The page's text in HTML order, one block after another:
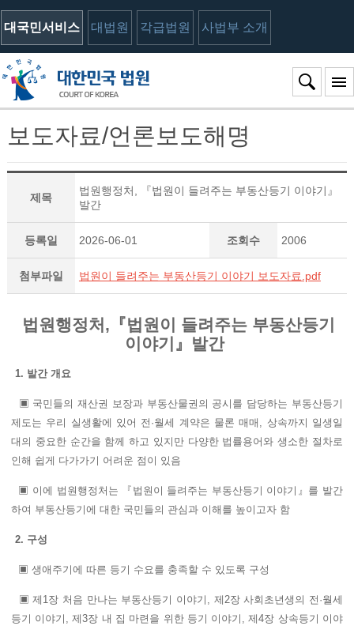
대국민서비스 대법원 각급법원 사법부 소개
보도자료/언론보도해명
제목
법원행정처, 『법원이 들려주는 부동산등기 이야기』
발간
등록일 2026-06-01 조회수 2006
첨부파일 법원이 들려주는 부동산등기 이야기 보도자료.pdf
법원행정처,『법원이 들려주는 부동산등기
이야기』발간
1. 발간 개요
▣ 국민들의 재산권 보장과 부동산물권의 공시를 담당하는 부동산등기
제도는 우리 실생활에 있어 전·월세 계약은 물론 매매, 상속까지 일생일
대의 중요한 순간을 함께 하고 있지만 다양한 법률용어와 생소한 절차로
인해 쉽게 다가가기 어려운 점이 있음
▣ 이에 법원행정처는 『법원이 들려주는 부동산등기 이야기』를 발간
하여 부동산등기에 대한 국민들의 관심과 이해를 높이고자 함
2. 구성
▣ 생애주기에 따른 등기 수요를 충족할 수 있도록 구성
▣ 제1장 처음 만나는 부동산등기 이야기, 제2장 사회초년생의 전·월세
등기 이야기, 제3장 내 집 마련을 위한 등기 이야기, 제4장 상속등기 이야